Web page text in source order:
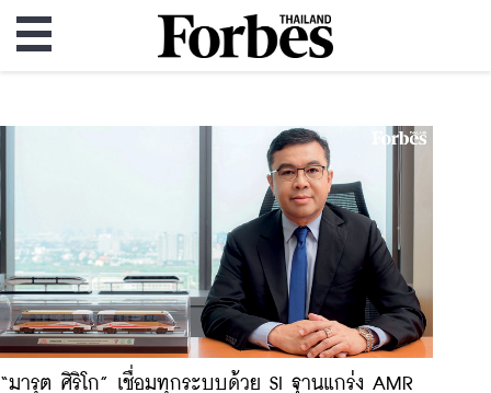
“มารุต ศิริโก” เชื่อมทุกระบบด้วย SI ฐานแกร่ง AMR